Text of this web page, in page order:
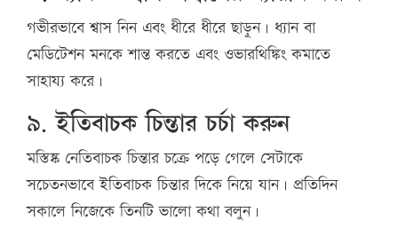
গভীরভাবে শ্বাস নিন এবং ধীরে ধীরে ছাড়ুন। ধ্যান বা
মেডিটেশন মনকে শান্ত করতে এবং ওভারথিঙ্কিং কমাতে
সাহায্য করে।
৯. ইতিবাচক চিন্তার চর্চা করুন
মস্তিষ্ক নেতিবাচক চিন্তার চক্রে পড়ে গেলে সেটাকে
সচেতনভাবে ইতিবাচক চিন্তার দিকে নিয়ে যান। প্রতিদিন
সকালে নিজেকে তিনটি ভালো কথা বলুন।